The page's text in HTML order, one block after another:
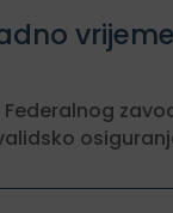
vrijeme
- Federalnog